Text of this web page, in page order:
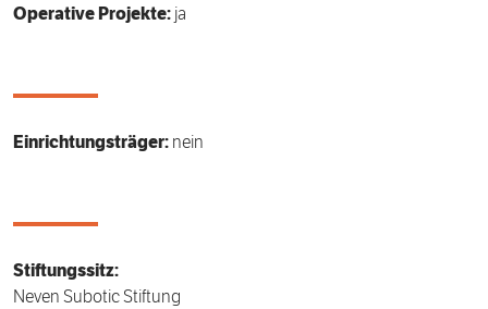
Operative Projekte: ja
Einrichtungsträger: nein
Stiftungssitz:
Neven Subotic Stiftung